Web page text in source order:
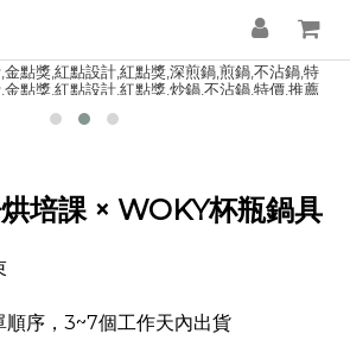
培課× WOKY杯瓶鍋具
序，3~7個工作天內出貨